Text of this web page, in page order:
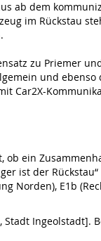
ab dem
im Rückstau
zu Priemer
und
Car2X-
ein
ist der
Norden), E1b
Ingeolstadt].